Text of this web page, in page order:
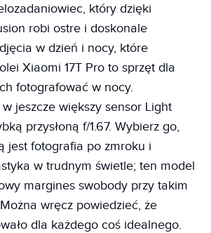
który dzięki
robi ostre i doskonale
w dzień i nocy, które
Xiaomi 17T Pro to sprzęt dla
fotografować w nocy.
jeszcze większy sensor Light
przysłoną f/1.67. Wybierz go,
jest fotografia po zmroku i
w trudnym świetle; ten model
margines swobody przy takim
wręcz powiedzieć, że
dla każdego coś idealnego.